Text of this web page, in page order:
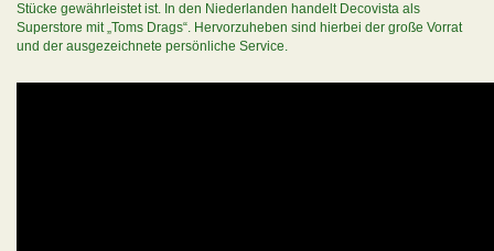
Stücke gewährleistet ist. In den Niederlanden handelt Decovista als
Superstore mit „Toms Drags“. Hervorzuheben sind hierbei der große Vorrat
und der ausgezeichnete persönliche Service.